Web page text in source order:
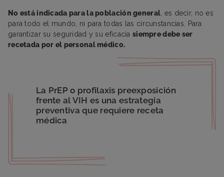
No está indicada para la población general , es decir, no es
para todo el mundo, ni para todas las circunstancias. Para
garantizar su seguridad y su eficacia siempre debe ser
recetada por el personal médico.
La PrEP o profilaxis preexposición
frente al VIH es una estrategia
preventiva que requiere receta
médica